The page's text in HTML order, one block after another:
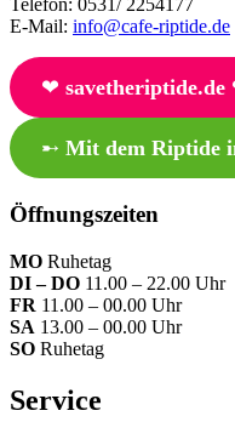
Telefon: 0531/ 2254177
E-Mail: info@cafe-riptide.de
❤︎ savetheriptide.de
➸ Mit dem Riptide
Öffnungszeiten
MO Ruhetag
DI – DO 11.00 – 22.00 Uhr
FR 11.00 – 00.00 Uhr
SA 13.00 – 00.00 Uhr
SO Ruhetag
Service